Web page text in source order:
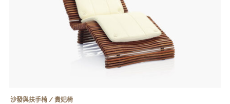
沙發與扶手椅 / 貴妃椅